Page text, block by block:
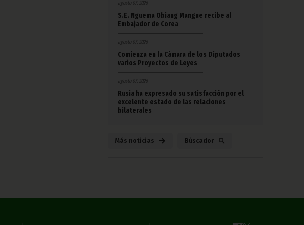
agosto 07, 2026
S.E. Nguema Obiang Mangue recibe al
Embajador de Corea
agosto 07, 2026
Comienza en la Cámara de los Diputados
varios Proyectos de Leyes
agosto 07, 2026
Rusia ha expresado su satisfacción por el
excelente estado de las relaciones
bilaterales
Más noticias Búscador